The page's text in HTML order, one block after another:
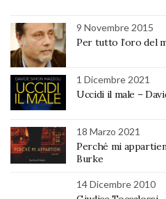
9 Novembre 2015
Per tutto l’oro del
1 Dicembre 2021
Uccidi il male –
18 Marzo 2021
Perché mi
Burke
14 Dicembre 2010